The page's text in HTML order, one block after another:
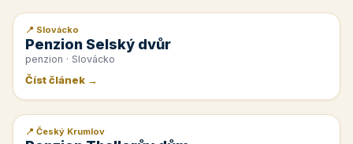
📰 PR článek
📍 Slovácko
Penzion Selský dvůr
penzion · Slovácko
Číst článek →
📰 PR článek
📍 Český Krumlov